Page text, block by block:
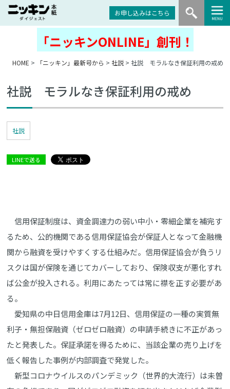
お申し込みはこちら
「ニッキンONLINE」創刊！
HOME > 「ニッキン」最新号から > 社説> 社説 モラルなき保証利用の戒め
社説 モラルなき保証利用の戒め
社説
LINEで送る
信用保証制度は、資金調達力の弱い中小・零細企業を補完す
るため、公的機関である信用保証協会が保証人となって金融機
関から融資を受けやすくする仕組みだ。信用保証協会が負うリ
スクは国が保険を通じてカバーしており、保険収支が悪化すれ
ば公金が投入される。利用にあたっては常に襟を正す必要があ
る。
愛知県の中日信用金庫は7月12日、信用保証の一種の実質無
利子・無担保融資（ゼロゼロ融資）の申請手続きに不正があっ
たと発表した。保証承諾を得るために、当該企業の売り上げを
低く報告した事例が内部調査で発覚した。
新型コロナウイルスのパンデミック（世界的大流行）は未曽